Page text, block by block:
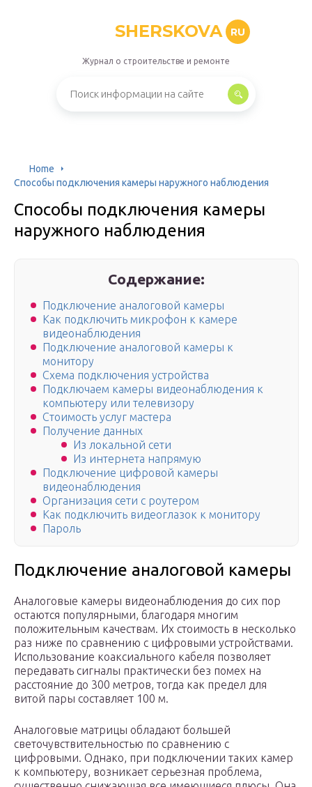
SHERSKOVA RU
Журнал о строительстве и ремонте
Home
Способы подключения камеры наружного наблюдения
Способы подключения камеры
наружного наблюдения
Содержание:
Подключение аналоговой камеры
Как подключить микрофон к камере
видеонаблюдения
Подключение аналоговой камеры к
монитору
Схема подключения устройства
Подключаем камеры видеонаблюдения к
компьютеру или телевизору
Стоимость услуг мастера
Получение данных
Из локальной сети
Из интернета напрямую
Подключение цифровой камеры
видеонаблюдения
Организация сети с роутером
Как подключить видеоглазок к монитору
Пароль
Подключение аналоговой камеры
Аналоговые камеры видеонаблюдения до сих пор
остаются популярными, благодаря многим
положительным качествам. Их стоимость в несколько
раз ниже по сравнению с цифровыми устройствами.
Использование коаксиального кабеля позволяет
передавать сигналы практически без помех на
расстояние до 300 метров, тогда как предел для
витой пары составляет 100 м.
Аналоговые матрицы обладают большей
светочувствительностью по сравнению с
цифровыми. Однако, при подключении таких камер
к компьютеру, возникает серьезная проблема,